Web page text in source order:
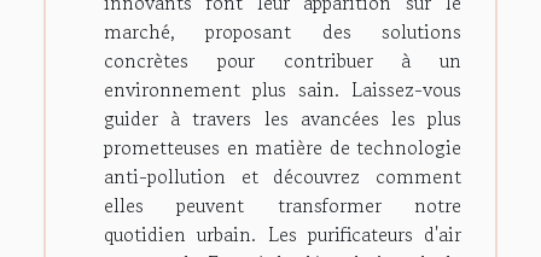
marché, proposant des solutions
concrètes pour contribuer à un
environnement plus sain. Laissez-vous
guider à travers les avancées les plus
prometteuses en matière de technologie
anti-pollution et découvrez comment
elles peuvent transformer notre
quotidien urbain. Les purificateurs d'air